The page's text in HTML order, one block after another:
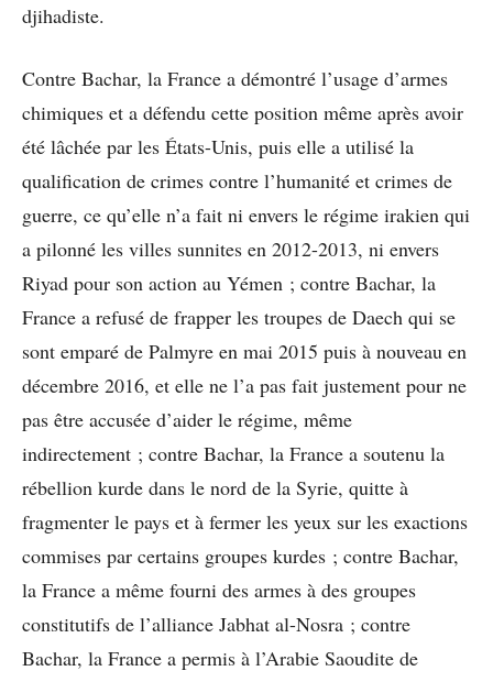
djihadiste.
Contre Bachar, la France a démontré l’usage d’armes
chimiques et a défendu cette position même après avoir
été lâchée par les États-Unis, puis elle a utilisé la
qualification de crimes contre l’humanité et crimes de
guerre, ce qu’elle n’a fait ni envers le régime irakien qui
a pilonné les villes sunnites en 2012-2013, ni envers
Riyad pour son action au Yémen ; contre Bachar, la
France a refusé de frapper les troupes de Daech qui se
sont emparé de Palmyre en mai 2015 puis à nouveau en
décembre 2016, et elle ne l’a pas fait justement pour ne
pas être accusée d’aider le régime, même
indirectement ; contre Bachar, la France a soutenu la
rébellion kurde dans le nord de la Syrie, quitte à
fragmenter le pays et à fermer les yeux sur les exactions
commises par certains groupes kurdes ; contre Bachar,
la France a même fourni des armes à des groupes
constitutifs de l’alliance Jabhat al-Nosra ; contre
Bachar, la France a permis à l’Arabie Saoudite de